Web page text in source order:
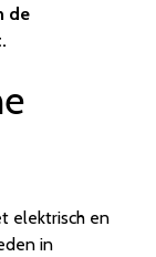
de
elektrisch en
in